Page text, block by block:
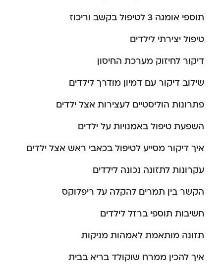
תוספי אומגה 3 לטיפול בקשב וריכוז
טיפול יצירתי לילדים
דיקור לחיזוק מערכת החיסון
שילוב דיקור עם דמיון מודרך לילדים
פתרונות הוליסטיים לעצירות אצל ילדים
השפעת טיפול באמנויות על ילדים
איך דיקור מסייע לטיפול בכאבי ראש אצל ילדים
עקרונות לתזונה נכונה לילדים
הקשר בין תמרים להקלה על ריפלוקס
חשיבות תוספי ברזל לילדים
תזונה מותאמת לאמהות מניקות
איך להכין ממרח שוקולד בריא בבית